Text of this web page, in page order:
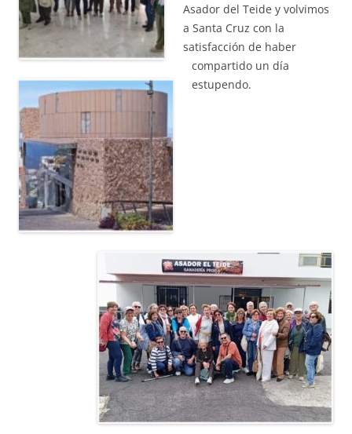
Asador del Teide y volvimos
a Santa Cruz con la
satisfacción de haber
compartido un día
estupendo.